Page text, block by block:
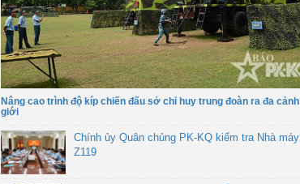
Nâng cao trình độ kíp chiến đấu sở chỉ huy trung đoàn ra đa cảnh
giới
Chính ủy Quân chủng PK-KQ kiểm tra Nhà máy
Z119